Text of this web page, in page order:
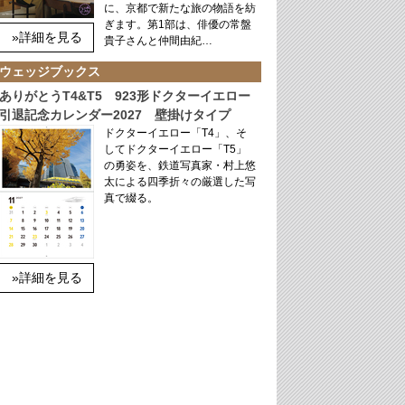
»詳細を見る
に、京都で新たな旅の物語を紡
ぎます。第1部は、俳優の常盤
貴子さんと仲間由紀…
ウェッジブックス
ありがとうT4&T5 923形ドクターイエロー
引退記念カレンダー2027 壁掛けタイプ
»詳細を見る
ドクターイエロー「T4」、そ
してドクターイエロー「T5」
の勇姿を、鉄道写真家・村上悠
太による四季折々の厳選した写
真で綴る。